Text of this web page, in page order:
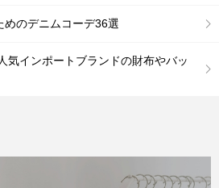
めのデニムコーデ36選
気インポートブランドの財布やバッ